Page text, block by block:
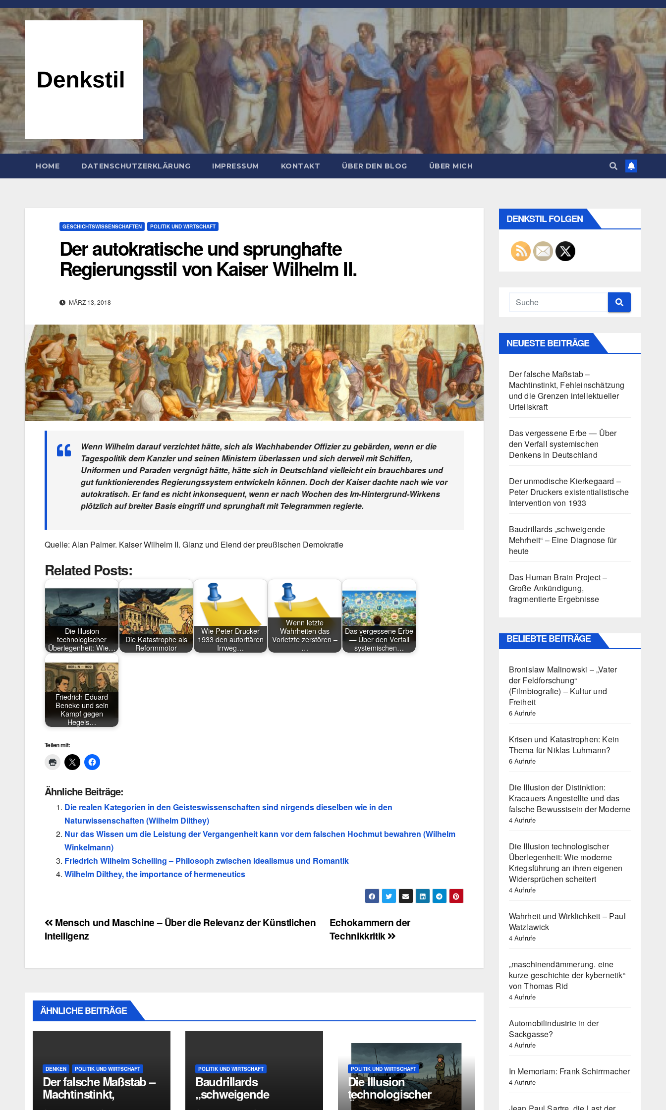
Zum
Inhalt
springen
HOME DATENSCHUTZERKLÄRUNG IMPRESSUM KONTAKT ÜBER DEN BLOG ÜBER MICH
GESCHICHTSWISSENSCHAFTEN POLITIK UND WIRTSCHAFT
Der autokratische und sprunghafte
Regierungsstil von Kaiser Wilhelm II.
MÄRZ 13, 2018
Wenn Wilhelm darauf verzichtet hätte, sich als Wachhabender Offizier zu gebärden, wenn er die
Tagespolitik dem Kanzler und seinen Ministern überlassen und sich derweil mit Schiffen,
Uniformen und Paraden vergnügt hätte, hätte sich in Deutschland vielleicht ein brauchbares und
gut funktionierendes Regierungssystem entwickeln können. Doch der Kaiser dachte nach wie vor
autokratisch. Er fand es nicht inkonsequent, wenn er nach Wochen des Im-Hintergrund-Wirkens
plötzlich auf breiter Basis eingriff und sprunghaft mit Telegrammen regierte.
Quelle: Alan Palmer. Kaiser Wilhelm II. Glanz und Elend der preußischen Demokratie
Related Posts:
Die Illusion
technologischer
Überlegenheit: Wie…
Die Katastrophe als
Reformmotor
Wie Peter Drucker
1933 den autoritären
Irrweg…
Wenn letzte
Wahrheiten das
Vorletzte zerstören –
…
Das vergessene Erbe
— Über den Verfall
systemischen…
Friedrich Eduard
Beneke und sein
Kampf gegen
Hegels…
Teilen mit:
Ähnliche Beiträge:
Die realen Kategorien in den Geisteswissenschaften sind nirgends dieselben wie in den
Naturwissenschaften (Wilhelm Dilthey)
Nur das Wissen um die Leistung der Vergangenheit kann vor dem falschen Hochmut bewahren (Wilhelm
Winkelmann)
Friedrich Wilhelm Schelling – Philosoph zwischen Idealismus und Romantik
Wilhelm Dilthey, the importance of hermeneutics
Beitragsnavigation
Echokammern der
Technikkritik
Mensch und Maschine – Über die Relevanz der Künstlichen
Intelligenz
ÄHNLICHE BEITRÄGE
DENKEN POLITIK UND WIRTSCHAFT
Der falsche Maßstab –
Machtinstinkt,
Fehleinschätzung und
POLITIK UND WIRTSCHAFT
Baudrillards
„schweigende
Mehrheit“ – Eine
POLITIK UND WIRTSCHAFT
Die Illusion
technologischer
Überlegenheit: Wie
DENKSTIL FOLGEN
NEUESTE BEITRÄGE
Der falsche Maßstab –
Machtinstinkt, Fehleinschätzung
und die Grenzen intellektueller
Urteilskraft
Das vergessene Erbe — Über
den Verfall systemischen
Denkens in Deutschland
Der unmodische Kierkegaard –
Peter Druckers existentialistische
Intervention von 1933
Baudrillards „schweigende
Mehrheit“ – Eine Diagnose für
heute
Das Human Brain Project –
Große Ankündigung,
fragmentierte Ergebnisse
BELIEBTE BEITRÄGE
Bronislaw Malinowski – „Vater
der Feldforschung“
(Filmbiografie) – Kultur und
Freiheit
6 Aufrufe
Krisen und Katastrophen: Kein
Thema für Niklas Luhmann?
6 Aufrufe
Die Illusion der Distinktion:
Kracauers Angestellte und das
falsche Bewusstsein der Moderne
4 Aufrufe
Die Illusion technologischer
Überlegenheit: Wie moderne
Kriegsführung an ihren eigenen
Widersprüchen scheitert
4 Aufrufe
Wahrheit und Wirklichkeit – Paul
Watzlawick
4 Aufrufe
„maschinendämmerung. eine
kurze geschichte der kybernetik“
von Thomas Rid
4 Aufrufe
Automobilindustrie in der
Sackgasse?
4 Aufrufe
In Memoriam: Frank Schirrmacher
4 Aufrufe